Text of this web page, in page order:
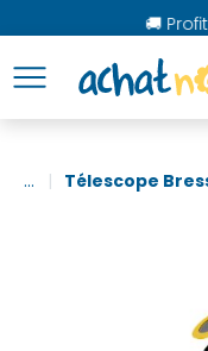
🚚
... Télescope